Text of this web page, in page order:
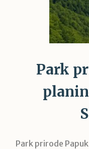
Park
Park prirode